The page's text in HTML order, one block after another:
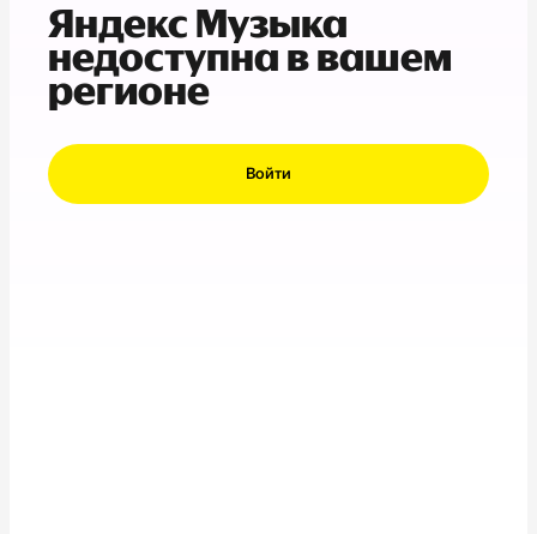
Яндекс Музыка
недоступна в вашем
регионе
Войти